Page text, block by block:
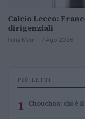
Calcio Lecco:
dirigenziali
Ilaria Mauri · 7 Ago 2026
PIÙ LETTI
1 Chouchaa: chi è